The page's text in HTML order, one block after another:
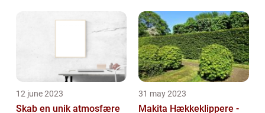
12 june 2023
Skab en unik atmosfære
31 may 2023
Makita Hækkeklippere -